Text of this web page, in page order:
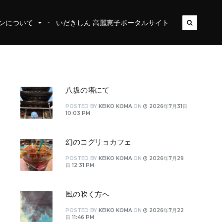
について いだきしん 高麗恵子ポータルサイト
八坂の塔にて
POSTED BY KEIKO KOMA ON
2026年7月31日
10:03 PM
幻のコグリョカフェ
POSTED BY KEIKO KOMA ON
2026年7月29
日 12:31 PM
風の吹く方へ
POSTED BY KEIKO KOMA ON
2026年7月22
日 11:46 PM